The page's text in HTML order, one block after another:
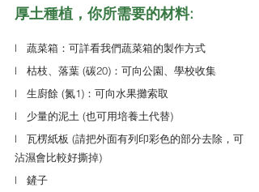
厚土種植，你所需要的材料:
l   蔬菜箱：可詳看我們蔬菜箱的製作方式
l   枯枝、落葉 (碳20)：可向公園、學校收集
l   生廚餘 (氮1)：可向水果攤索取
l   少量的泥土 (也可用培養土代替)
l   瓦楞紙板 (請把外面有列印彩色的部分去除，可
沾濕會比較好撕掉)
l   鏟子